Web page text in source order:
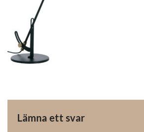
Lämna ett svar